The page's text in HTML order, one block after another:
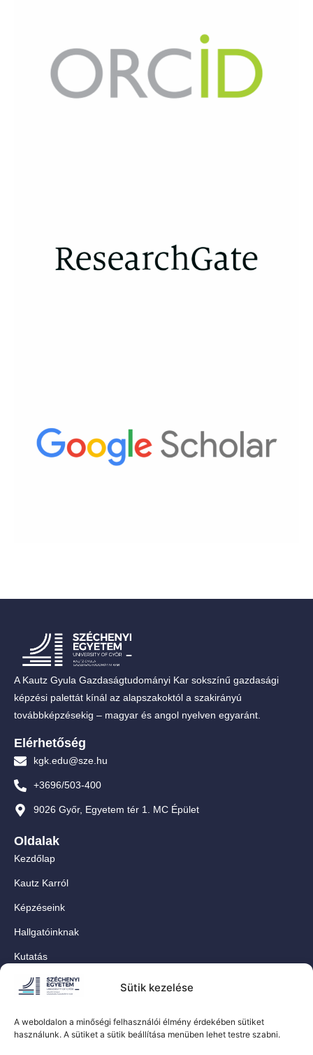
Sütik kezelése
A weboldalon a minőségi felhasználói élmény érdekében sütiket
használunk. A sütiket a sütik beállítása menüben lehet testre szabni.
A Kautz Gyula Gazdaságtudományi Kar sokszínű gazdasági
képzési palettát kínál az alapszakoktól a szakirányú
továbbképzésekig – magyar és angol nyelven egyaránt.
Elérhetőség
kgk.edu@sze.hu
+3696/503-400
9026 Győr, Egyetem tér 1. MC Épület
Oldalak
Kezdőlap
Kautz Karról
Képzéseink
Hallgatóinknak
Kutatás
Munkatársainknak
For Our International Students